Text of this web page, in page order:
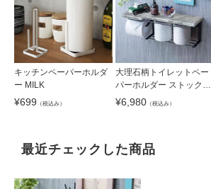
キッチンペーパーホルダ
ー MILK
¥699 （税込み）
大理石柄トイレットペー
パーホルダー ストックタ
イプ SIN-31
¥6,980 （税込み）
最近チェックした商品